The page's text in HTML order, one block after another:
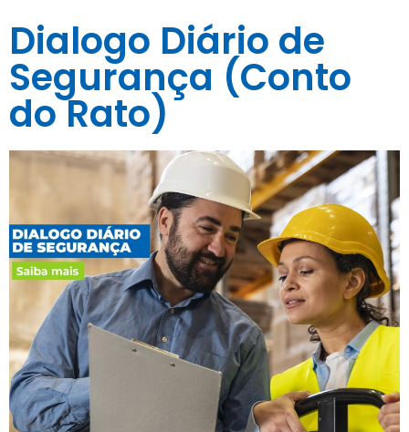
Dialogo Diário de
Segurança (Conto
do Rato)